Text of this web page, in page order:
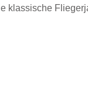
klassische